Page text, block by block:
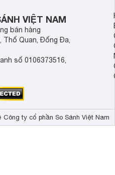
cũng nên tham khảo đó là
đình từ 4 đến 6 thành viên.
khá bình dân, vào khoảng
cơm điện Tiger đang được
trọng và hiện đại, nồi cơm
bổ dưỡng.
VIỆT NAM
bán hàng
Thổ Quan, Đống Đa,
số 0106373516,
ty cổ phần So Sánh Việt Nam